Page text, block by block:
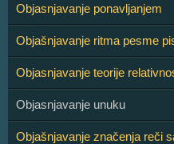
Objasnjavanje ponavljanjem
Objašnjavanje ritma pesme
Objasnjavanje teorije
Objasnjavanje unuku
Objašnjavanje značenja reči